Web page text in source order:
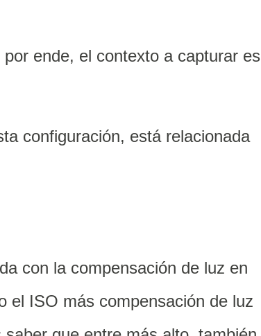
ende, el contexto a capturar es
configuración, está relacionada
con la compensación de luz en
el ISO más compensación de luz